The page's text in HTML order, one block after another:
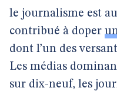
le journalisme est
contribué à doper
dont l’un des
Les médias
sur dix-neuf, les